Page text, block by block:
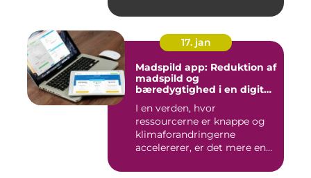
17. jan
Madspild app: Reduktion af
madspild og
bæredygtighed i en digital
I en verden, hvor
ressourcerne er knappe og
klimaforandringerne
accelererer, er det mere end